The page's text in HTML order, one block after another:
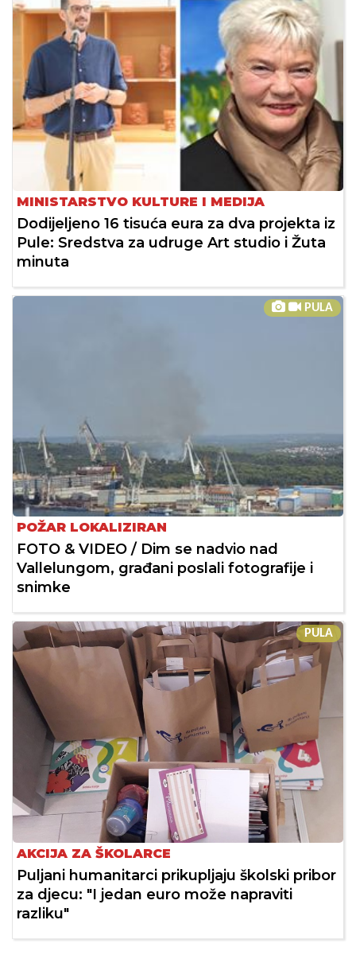
MINISTARSTVO KULTURE I MEDIJA
Dodijeljeno 16 tisuća eura za dva projekta iz
Pule: Sredstva za udruge Art studio i Žuta
minuta
PULA
POŽAR LOKALIZIRAN
FOTO & VIDEO / Dim se nadvio nad
Vallelungom, građani poslali fotografije i
snimke
PULA
AKCIJA ZA ŠKOLARCE
Puljani humanitarci prikupljaju školski pribor
za djecu: "I jedan euro može napraviti
razliku"